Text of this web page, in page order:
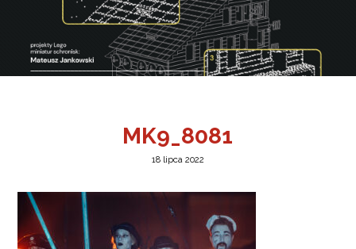
w Jeleniej Górze
MK9_8081
18 lipca 2022